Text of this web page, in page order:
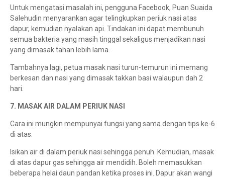
Untuk mengatasi masalah ini, pengguna Facebook, Puan Suaida
Salehudin menyarankan agar telingkupkan periuk nasi atas
dapur, kemudian nyalakan api. Tindakan ini dapat membunuh
semua bakteria yang masih tinggal sekaligus menjadikan nasi
yang dimasak tahan lebih lama.
Tambahnya lagi, petua masak nasi turun-temurun ini memang
berkesan dan nasi yang dimasak takkan basi walaupun dah 2
hari.
7. MASAK AIR DALAM PERIUK NASI
Cara ini mungkin mempunyai fungsi yang sama dengan tips ke-6
di atas.
Isikan air di dalam periuk nasi sehingga penuh. Kemudian, masak
di atas dapur gas sehingga air mendidih. Boleh memasukkan
beberapa helai daun pandan ketika proses ini. Dapur akan wangi